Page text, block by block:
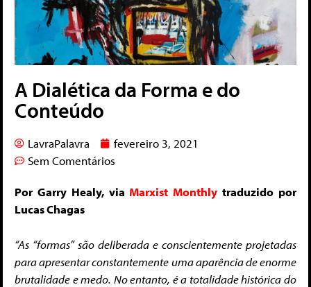
A Dialética da Forma e do
Conteúdo
LavraPalavra
fevereiro 3, 2021
Sem Comentários
Por Garry Healy, via Marxist Monthly traduzido por
Lucas Chagas
“As “formas” são deliberada e conscientemente projetadas
para apresentar constantemente uma aparência de enorme
brutalidade e medo. No entanto, é a totalidade histórica do